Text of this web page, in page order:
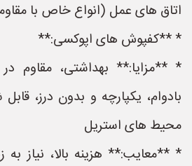
اتاق های عمل (انواع خاص با
* **کفپوش های اپوکسی:**
* **مزایا:** بهداشتی، مقاوم در
بادوام، یکپارچه و بدون درز،
محیط های استریل
* **معایب:** هزینه بالا، نیاز به